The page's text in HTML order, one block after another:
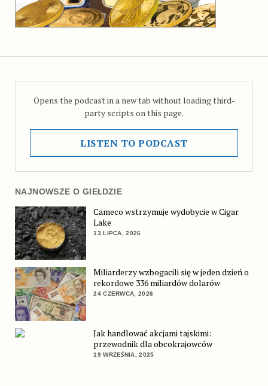
Opens the podcast in a new tab without loading third-
party scripts on this page.
LISTEN TO PODCAST
NAJNOWSZE O GIEŁDZIE
Cameco wstrzymuje wydobycie w Cigar
Lake
13 LIPCA, 2026
Miliarderzy wzbogacili się w jeden dzień o
rekordowe 336 miliardów dolarów
24 CZERWCA, 2026
Jak handlować akcjami tajskimi:
przewodnik dla obcokrajowców
19 WRZEŚNIA, 2025